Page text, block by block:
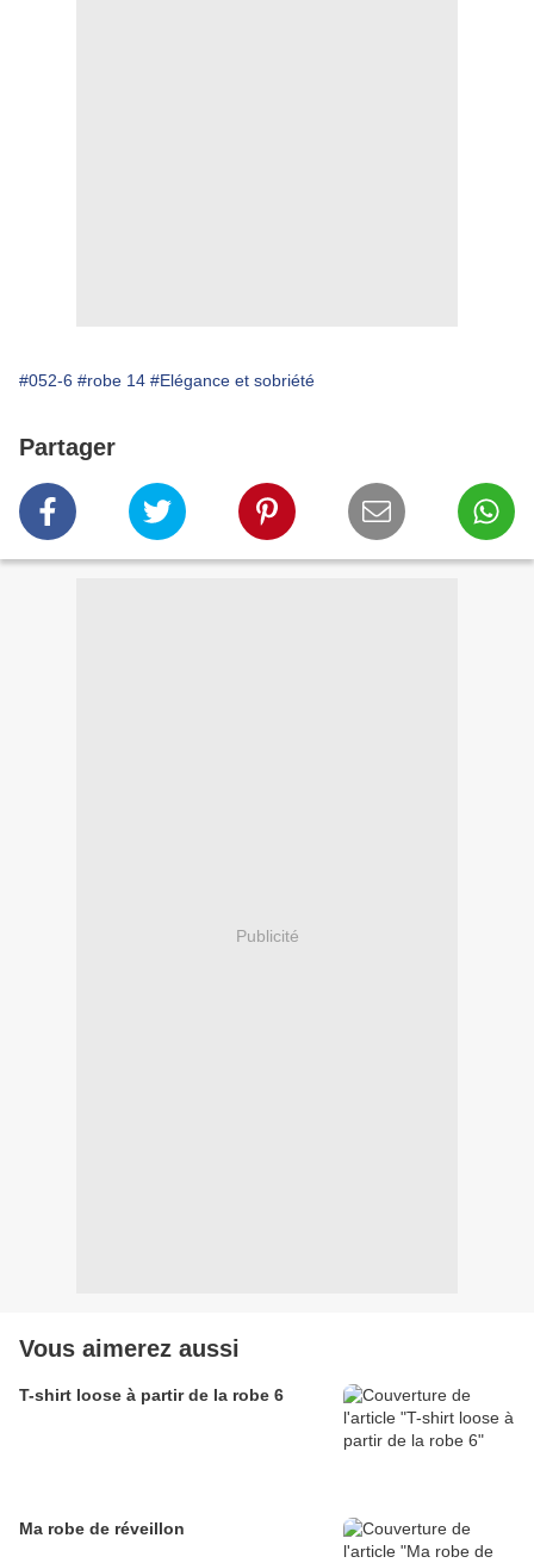
#052-6 #robe 14 #Elégance et sobriété
Partager
Publicité
Vous aimerez aussi
T-shirt loose à partir de la robe 6
Ma robe de réveillon